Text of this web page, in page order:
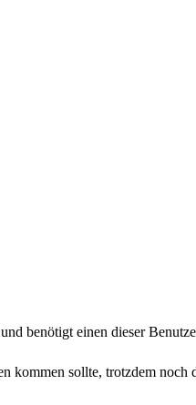
benötigt einen dieser
kommen sollte, trotzdem